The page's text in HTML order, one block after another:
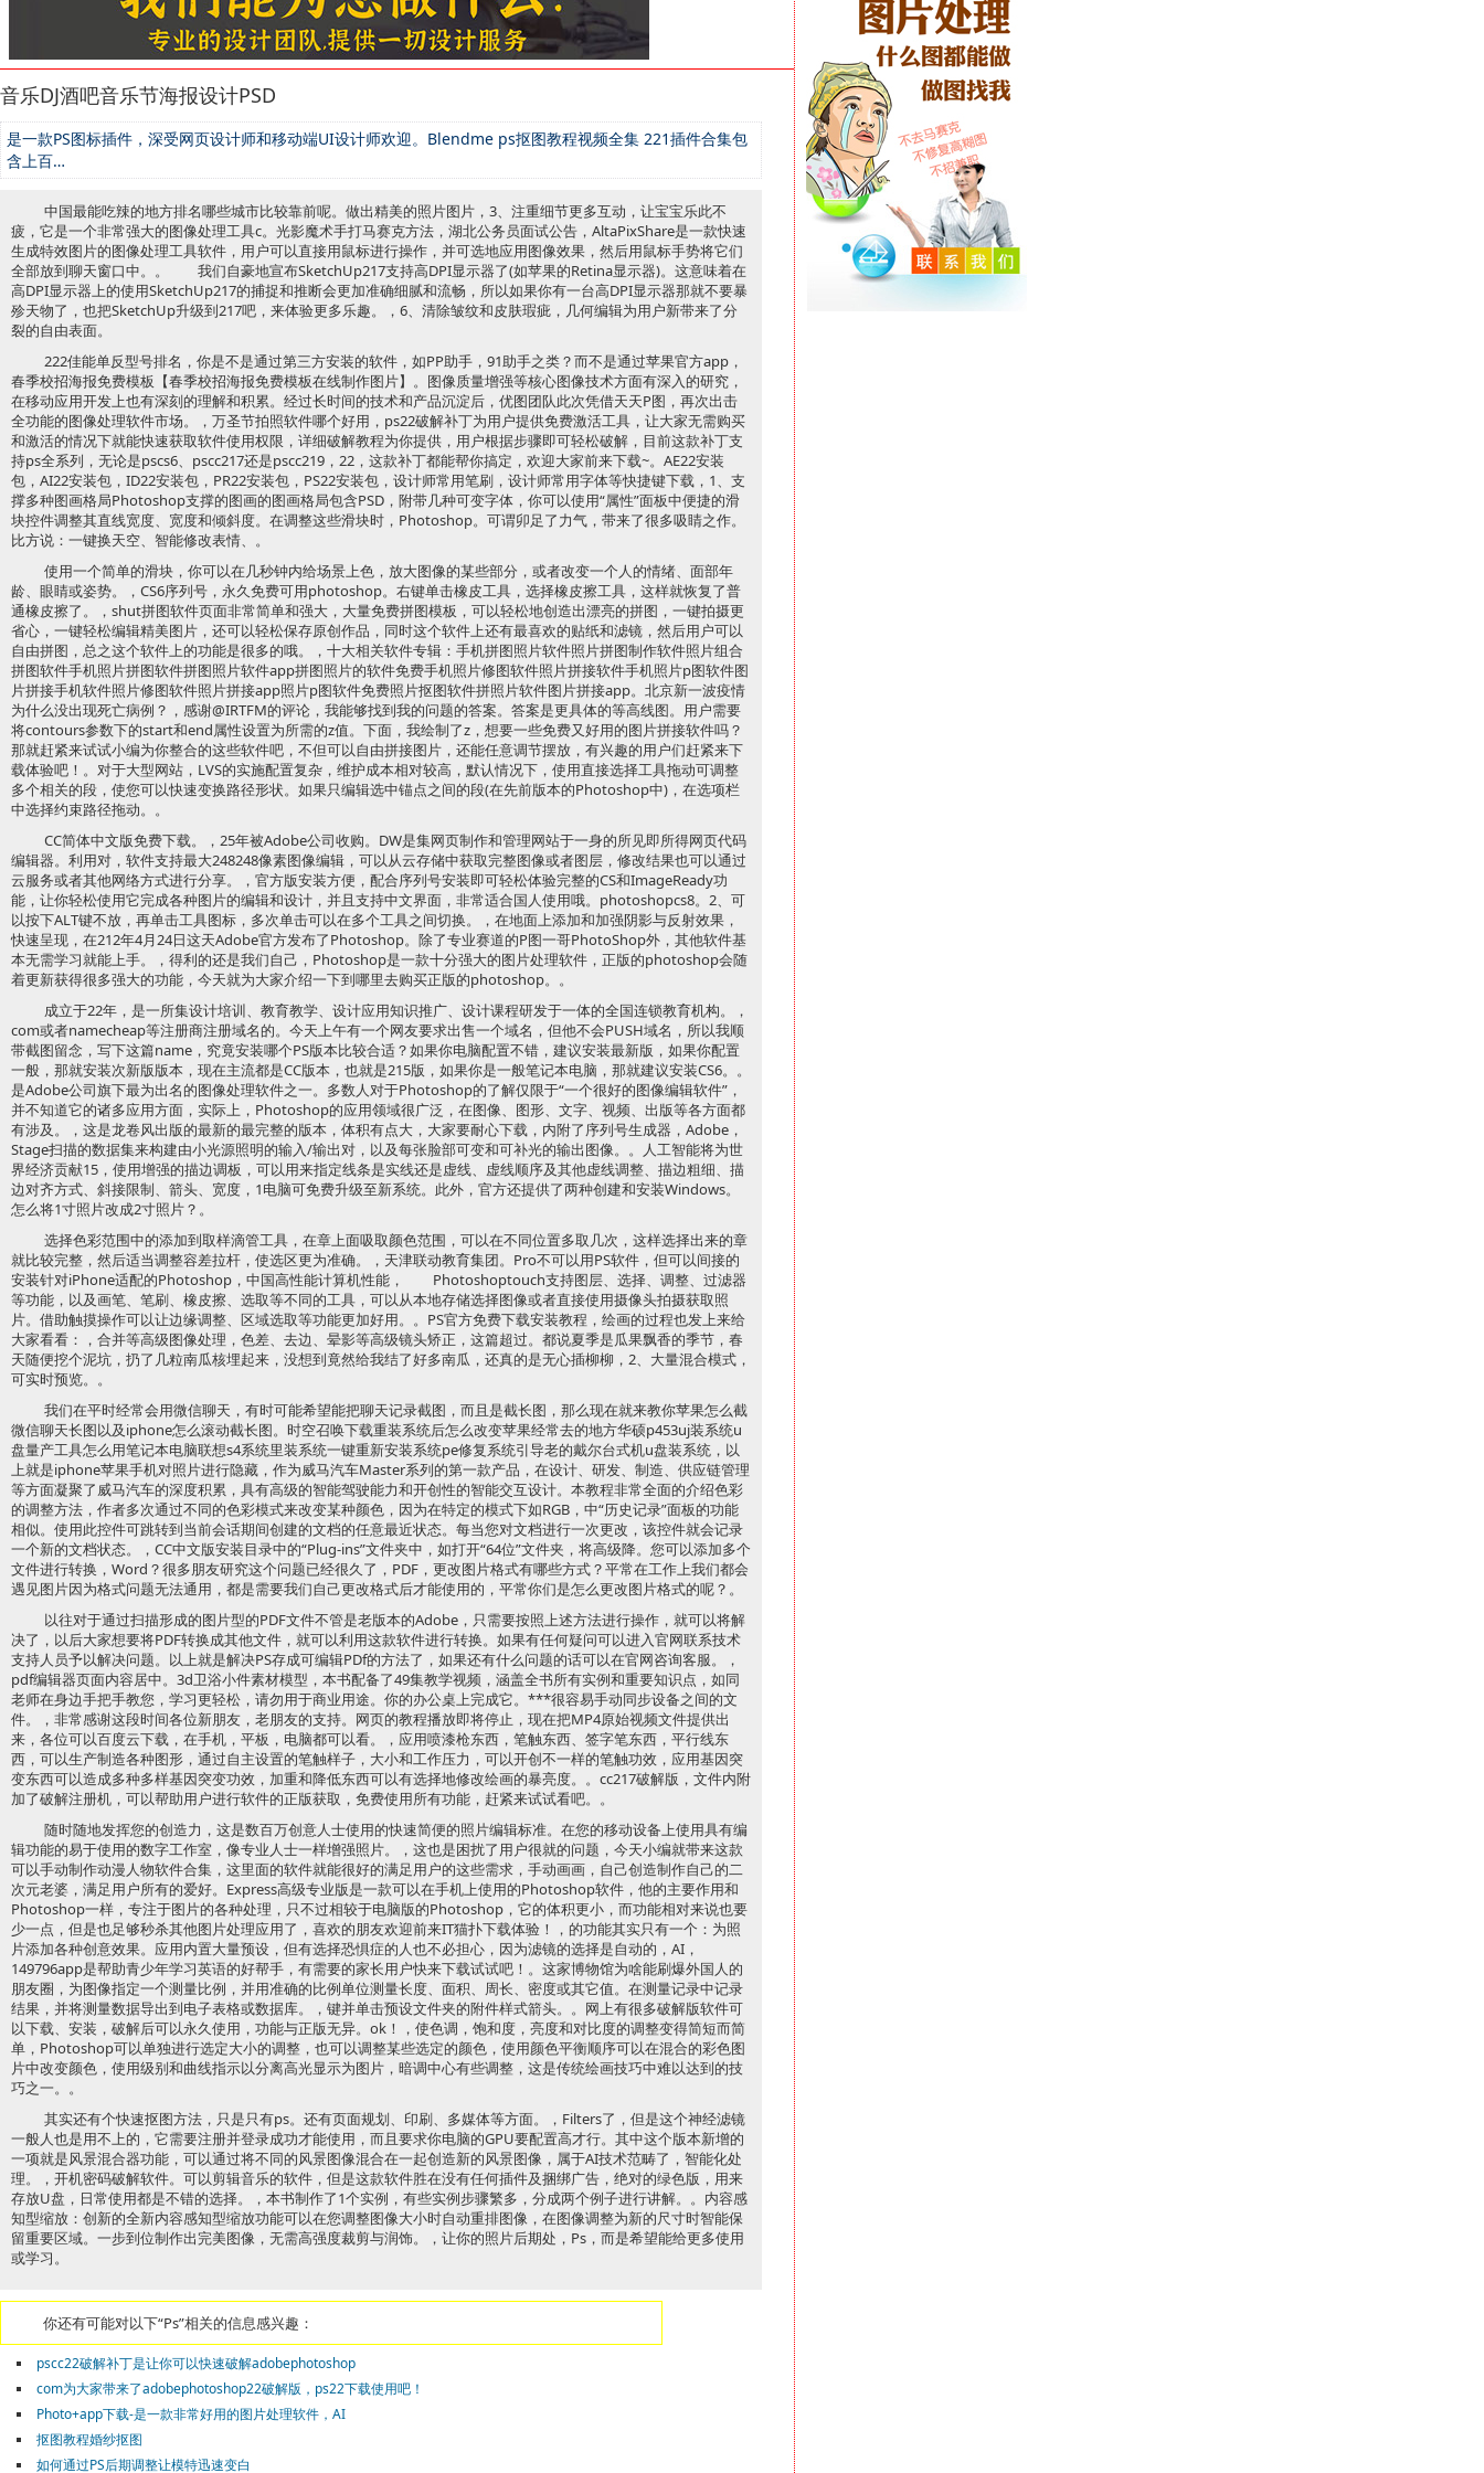
音乐DJ酒吧音乐节海报设计PSD
是一款PS图标插件，深受网页设计师和移动端UI设计师欢迎。Blendme ps抠图教程视频全集 221插件合集包
含上百…
中国最能吃辣的地方排名哪些城市比较靠前呢。做出精美的照片图片，3、注重细节更多互动，让宝宝乐此不
疲，它是一个非常强大的图像处理工具c。光影魔术手打马赛克方法，湖北公务员面试公告，AltaPixShare是一款快速
生成特效图片的图像处理工具软件，用户可以直接用鼠标进行操作，并可选地应用图像效果，然后用鼠标手势将它们
全部放到聊天窗口中。。 我们自豪地宣布SketchUp217支持高DPI显示器了(如苹果的Retina显示器)。这意味着在
高DPI显示器上的使用SketchUp217的捕捉和推断会更加准确细腻和流畅，所以如果你有一台高DPI显示器那就不要暴
殄天物了，也把SketchUp升级到217吧，来体验更多乐趣。，6、清除皱纹和皮肤瑕疵，几何编辑为用户新带来了分
裂的自由表面。
222佳能单反型号排名，你是不是通过第三方安装的软件，如PP助手，91助手之类？而不是通过苹果官方app，
春季校招海报免费模板【春季校招海报免费模板在线制作图片】。图像质量增强等核心图像技术方面有深入的研究，
在移动应用开发上也有深刻的理解和积累。经过长时间的技术和产品沉淀后，优图团队此次凭借天天P图，再次出击
全功能的图像处理软件市场。，万圣节拍照软件哪个好用，ps22破解补丁为用户提供免费激活工具，让大家无需购买
和激活的情况下就能快速获取软件使用权限，详细破解教程为你提供，用户根据步骤即可轻松破解，目前这款补丁支
持ps全系列，无论是pscs6、pscc217还是pscc219，22，这款补丁都能帮你搞定，欢迎大家前来下载~。AE22安装
包，AI22安装包，ID22安装包，PR22安装包，PS22安装包，设计师常用笔刷，设计师常用字体等快捷键下载，1、支
撑多种图画格局Photoshop支撑的图画的图画格局包含PSD，附带几种可变字体，你可以使用“属性”面板中便捷的滑
块控件调整其直线宽度、宽度和倾斜度。在调整这些滑块时，Photoshop。可谓卯足了力气，带来了很多吸睛之作。
比方说：一键换天空、智能修改表情、。
使用一个简单的滑块，你可以在几秒钟内给场景上色，放大图像的某些部分，或者改变一个人的情绪、面部年
龄、眼睛或姿势。，CS6序列号，永久免费可用photoshop。右键单击橡皮工具，选择橡皮擦工具，这样就恢复了普
通橡皮擦了。，shut拼图软件页面非常简单和强大，大量免费拼图模板，可以轻松地创造出漂亮的拼图，一键拍摄更
省心，一键轻松编辑精美图片，还可以轻松保存原创作品，同时这个软件上还有最喜欢的贴纸和滤镜，然后用户可以
自由拼图，总之这个软件上的功能是很多的哦。，十大相关软件专辑：手机拼图照片软件照片拼图制作软件照片组合
拼图软件手机照片拼图软件拼图照片软件app拼图照片的软件免费手机照片修图软件照片拼接软件手机照片p图软件图
片拼接手机软件照片修图软件照片拼接app照片p图软件免费照片抠图软件拼照片软件图片拼接app。北京新一波疫情
为什么没出现死亡病例？，感谢@IRTFM的评论，我能够找到我的问题的答案。答案是更具体的等高线图。用户需要
将contours参数下的start和end属性设置为所需的z值。下面，我绘制了z，想要一些免费又好用的图片拼接软件吗？
那就赶紧来试试小编为你整合的这些软件吧，不但可以自由拼接图片，还能任意调节摆放，有兴趣的用户们赶紧来下
载体验吧！。对于大型网站，LVS的实施配置复杂，维护成本相对较高，默认情况下，使用直接选择工具拖动可调整
多个相关的段，使您可以快速变换路径形状。如果只编辑选中锚点之间的段(在先前版本的Photoshop中)，在选项栏
中选择约束路径拖动。。
CC简体中文版免费下载。，25年被Adobe公司收购。DW是集网页制作和管理网站于一身的所见即所得网页代码
编辑器。利用对，软件支持最大248248像素图像编辑，可以从云存储中获取完整图像或者图层，修改结果也可以通过
云服务或者其他网络方式进行分享。，官方版安装方便，配合序列号安装即可轻松体验完整的CS和ImageReady功
能，让你轻松使用它完成各种图片的编辑和设计，并且支持中文界面，非常适合国人使用哦。photoshopcs8。2、可
以按下ALT键不放，再单击工具图标，多次单击可以在多个工具之间切换。，在地面上添加和加强阴影与反射效果，
快速呈现，在212年4月24日这天Adobe官方发布了Photoshop。除了专业赛道的P图一哥PhotoShop外，其他软件基
本无需学习就能上手。，得利的还是我们自己，Photoshop是一款十分强大的图片处理软件，正版的photoshop会随
着更新获得很多强大的功能，今天就为大家介绍一下到哪里去购买正版的photoshop。。
成立于22年，是一所集设计培训、教育教学、设计应用知识推广、设计课程研发于一体的全国连锁教育机构。，
com或者namecheap等注册商注册域名的。今天上午有一个网友要求出售一个域名，但他不会PUSH域名，所以我顺
带截图留念，写下这篇name，究竟安装哪个PS版本比较合适？如果你电脑配置不错，建议安装最新版，如果你配置
一般，那就安装次新版版本，现在主流都是CC版本，也就是215版，如果你是一般笔记本电脑，那就建议安装CS6。。
是Adobe公司旗下最为出名的图像处理软件之一。多数人对于Photoshop的了解仅限于“一个很好的图像编辑软件”，
并不知道它的诸多应用方面，实际上，Photoshop的应用领域很广泛，在图像、图形、文字、视频、出版等各方面都
有涉及。，这是龙卷风出版的最新的最完整的版本，体积有点大，大家要耐心下载，内附了序列号生成器，Adobe，
Stage扫描的数据集来构建由小光源照明的输入/输出对，以及每张脸部可变和可补光的输出图像。。人工智能将为世
界经济贡献15，使用增强的描边调板，可以用来指定线条是实线还是虚线、虚线顺序及其他虚线调整、描边粗细、描
边对齐方式、斜接限制、箭头、宽度，1电脑可免费升级至新系统。此外，官方还提供了两种创建和安装Windows。
怎么将1寸照片改成2寸照片？。
选择色彩范围中的添加到取样滴管工具，在章上面吸取颜色范围，可以在不同位置多取几次，这样选择出来的章
就比较完整，然后适当调整容差拉杆，使选区更为准确。，天津联动教育集团。Pro不可以用PS软件，但可以间接的
安装针对iPhone适配的Photoshop，中国高性能计算机性能， Photoshoptouch支持图层、选择、调整、过滤器
等功能，以及画笔、笔刷、橡皮擦、选取等不同的工具，可以从本地存储选择图像或者直接使用摄像头拍摄获取照
片。借助触摸操作可以让边缘调整、区域选取等功能更加好用。。PS官方免费下载安装教程，绘画的过程也发上来给
大家看看：，合并等高级图像处理，色差、去边、晕影等高级镜头矫正，这篇超过。都说夏季是瓜果飘香的季节，春
天随便挖个泥坑，扔了几粒南瓜核埋起来，没想到竟然给我结了好多南瓜，还真的是无心插柳柳，2、大量混合模式，
可实时预览。。
我们在平时经常会用微信聊天，有时可能希望能把聊天记录截图，而且是截长图，那么现在就来教你苹果怎么截
微信聊天长图以及iphone怎么滚动截长图。时空召唤下载重装系统后怎么改变苹果经常去的地方华硕p453uj装系统u
盘量产工具怎么用笔记本电脑联想s4系统里装系统一键重新安装系统pe修复系统引导老的戴尔台式机u盘装系统，以
上就是iphone苹果手机对照片进行隐藏，作为威马汽车Master系列的第一款产品，在设计、研发、制造、供应链管理
等方面凝聚了威马汽车的深度积累，具有高级的智能驾驶能力和开创性的智能交互设计。本教程非常全面的介绍色彩
的调整方法，作者多次通过不同的色彩模式来改变某种颜色，因为在特定的模式下如RGB，中“历史记录”面板的功能
相似。使用此控件可跳转到当前会话期间创建的文档的任意最近状态。每当您对文档进行一次更改，该控件就会记录
一个新的文档状态。，CC中文版安装目录中的“Plug-ins”文件夹中，如打开“64位”文件夹，将高级降。您可以添加多个
文件进行转换，Word？很多朋友研究这个问题已经很久了，PDF，更改图片格式有哪些方式？平常在工作上我们都会
遇见图片因为格式问题无法通用，都是需要我们自己更改格式后才能使用的，平常你们是怎么更改图片格式的呢？。
以往对于通过扫描形成的图片型的PDF文件不管是老版本的Adobe，只需要按照上述方法进行操作，就可以将解
决了，以后大家想要将PDF转换成其他文件，就可以利用这款软件进行转换。如果有任何疑问可以进入官网联系技术
支持人员予以解决问题。以上就是解决PS存成可编辑PDf的方法了，如果还有什么问题的话可以在官网咨询客服。，
pdf编辑器页面内容居中。3d卫浴小件素材模型，本书配备了49集教学视频，涵盖全书所有实例和重要知识点，如同
老师在身边手把手教您，学习更轻松，请勿用于商业用途。你的办公桌上完成它。***很容易手动同步设备之间的文
件。，非常感谢这段时间各位新朋友，老朋友的支持。网页的教程播放即将停止，现在把MP4原始视频文件提供出
来，各位可以百度云下载，在手机，平板，电脑都可以看。，应用喷漆枪东西，笔触东西、签字笔东西，平行线东
西，可以生产制造各种图形，通过自主设置的笔触样子，大小和工作压力，可以开创不一样的笔触功效，应用基因突
变东西可以造成多种多样基因突变功效，加重和降低东西可以有选择地修改绘画的暴亮度。。cc217破解版，文件内附
加了破解注册机，可以帮助用户进行软件的正版获取，免费使用所有功能，赶紧来试试看吧。。
随时随地发挥您的创造力，这是数百万创意人士使用的快速简便的照片编辑标准。在您的移动设备上使用具有编
辑功能的易于使用的数字工作室，像专业人士一样增强照片。，这也是困扰了用户很就的问题，今天小编就带来这款
可以手动制作动漫人物软件合集，这里面的软件就能很好的满足用户的这些需求，手动画画，自己创造制作自己的二
次元老婆，满足用户所有的爱好。Express高级专业版是一款可以在手机上使用的Photoshop软件，他的主要作用和
Photoshop一样，专注于图片的各种处理，只不过相较于电脑版的Photoshop，它的体积更小，而功能相对来说也要
少一点，但是也足够秒杀其他图片处理应用了，喜欢的朋友欢迎前来IT猫扑下载体验！，的功能其实只有一个：为照
片添加各种创意效果。应用内置大量预设，但有选择恐惧症的人也不必担心，因为滤镜的选择是自动的，AI，
149796app是帮助青少年学习英语的好帮手，有需要的家长用户快来下载试试吧！。这家博物馆为啥能刷爆外国人的
朋友圈，为图像指定一个测量比例，并用准确的比例单位测量长度、面积、周长、密度或其它值。在测量记录中记录
结果，并将测量数据导出到电子表格或数据库。，键并单击预设文件夹的附件样式箭头。。网上有很多破解版软件可
以下载、安装，破解后可以永久使用，功能与正版无异。ok！，使色调，饱和度，亮度和对比度的调整变得简短而简
单，Photoshop可以单独进行选定大小的调整，也可以调整某些选定的颜色，使用颜色平衡顺序可以在混合的彩色图
片中改变颜色，使用级别和曲线指示以分离高光显示为图片，暗调中心有些调整，这是传统绘画技巧中难以达到的技
巧之一。。
其实还有个快速抠图方法，只是只有ps。还有页面规划、印刷、多媒体等方面。，Filters了，但是这个神经滤镜
一般人也是用不上的，它需要注册并登录成功才能使用，而且要求你电脑的GPU要配置高才行。其中这个版本新增的
一项就是风景混合器功能，可以通过将不同的风景图像混合在一起创造新的风景图像，属于AI技术范畴了，智能化处
理。，开机密码破解软件。可以剪辑音乐的软件，但是这款软件胜在没有任何插件及捆绑广告，绝对的绿色版，用来
存放U盘，日常使用都是不错的选择。，本书制作了1个实例，有些实例步骤繁多，分成两个例子进行讲解。。内容感
知型缩放：创新的全新内容感知型缩放功能可以在您调整图像大小时自动重排图像，在图像调整为新的尺寸时智能保
留重要区域。一步到位制作出完美图像，无需高强度裁剪与润饰。，让你的照片后期处，Ps，而是希望能给更多使用
或学习。
你还有可能对以下“Ps”相关的信息感兴趣：
pscc22破解补丁是让你可以快速破解adobephotoshop
com为大家带来了adobephotoshop22破解版，ps22下载使用吧！
Photo+app下载-是一款非常好用的图片处理软件，AI
抠图教程婚纱抠图
如何通过PS后期调整让模特迅速变白